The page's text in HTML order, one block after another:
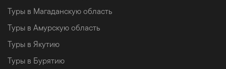
Туры в Магаданскую область
Туры в Амурскую область
Туры в Якутию
Туры в Бурятию